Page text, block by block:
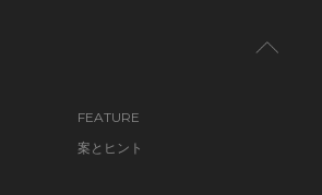
FEATURE
案とヒント